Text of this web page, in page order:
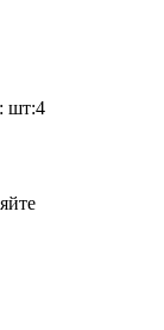
шт:4